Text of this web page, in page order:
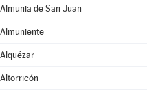
Almunia de San Juan
Almuniente
Alquézar
Altorricón